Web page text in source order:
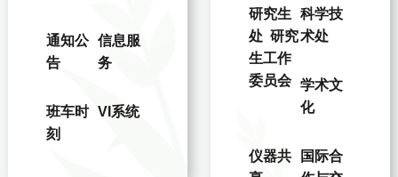
通知公
告
信息服
务
班车时
刻
VI系统
研究生
处 研究
生工作
委员会
科学技
术处
学术文
化
仪器共
国际合